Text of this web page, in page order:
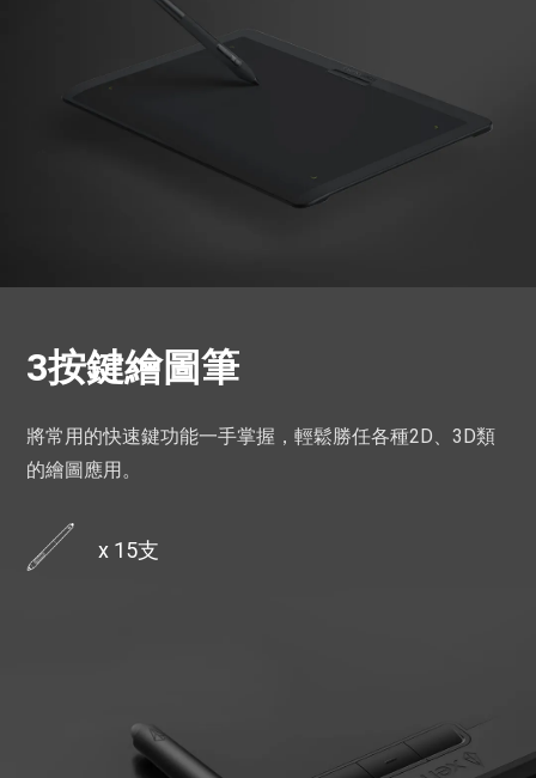
3按鍵繪圖筆
將常用的快速鍵功能一手掌握，輕鬆勝任各種2D、3D類
的繪圖應用。
x 15支